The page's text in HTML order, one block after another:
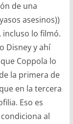
de una
asesinos))
lo filmó.
Disney y ahí
Coppola lo
la primera de
en la tercera
Eso es
al